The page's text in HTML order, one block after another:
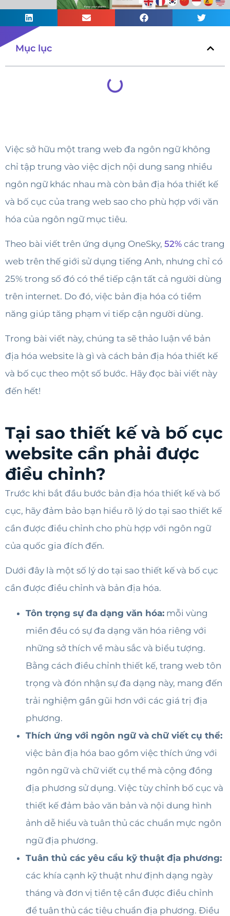
Mục lục
Việc sở hữu một trang web đa ngôn ngữ không
chỉ tập trung vào việc dịch nội dung sang nhiều
ngôn ngữ khác nhau mà còn bản địa hóa thiết kế
và bố cục của trang web sao cho phù hợp với văn
hóa của ngôn ngữ mục tiêu.
Theo bài viết trên ứng dụng OneSky, 52% các trang
web trên thế giới sử dụng tiếng Anh, nhưng chỉ có
25% trong số đó có thể tiếp cận tất cả người dùng
trên internet. Do đó, việc bản địa hóa có tiềm
năng giúp tăng phạm vi tiếp cận người dùng.
Trong bài viết này, chúng ta sẽ thảo luận về bản
địa hóa website là gì và cách bản địa hóa thiết kế
và bố cục theo một số bước. Hãy đọc bài viết này
đến hết!
Tại sao thiết kế và bố cục
website cần phải được
điều chỉnh?
Trước khi bắt đầu bước bản địa hóa thiết kế và bố
cục, hãy đảm bảo bạn hiểu rõ lý do tại sao thiết kế
cần được điều chỉnh cho phù hợp với ngôn ngữ
của quốc gia đích đến.
Dưới đây là một số lý do tại sao thiết kế và bố cục
cần được điều chỉnh và bản địa hóa.
Tôn trọng sự đa dạng văn hóa: mỗi vùng
miền đều có sự đa dạng văn hóa riêng với
những sở thích về màu sắc và biểu tượng.
Bằng cách điều chỉnh thiết kế, trang web tôn
trọng và đón nhận sự đa dạng này, mang đến
trải nghiệm gần gũi hơn với các giá trị địa
phương.
Thích ứng với ngôn ngữ và chữ viết cụ thể:
việc bản địa hóa bao gồm việc thích ứng với
ngôn ngữ và chữ viết cụ thể mà cộng đồng
địa phương sử dụng. Việc tùy chỉnh bố cục và
thiết kế đảm bảo văn bản và nội dung hình
ảnh dễ hiểu và tuân thủ các chuẩn mực ngôn
ngữ địa phương.
Tuân thủ các yêu cầu kỹ thuật địa phương:
các khía cạnh kỹ thuật như định dạng ngày
tháng và đơn vị tiền tệ cần được điều chỉnh
để tuân thủ các tiêu chuẩn địa phương. Điều